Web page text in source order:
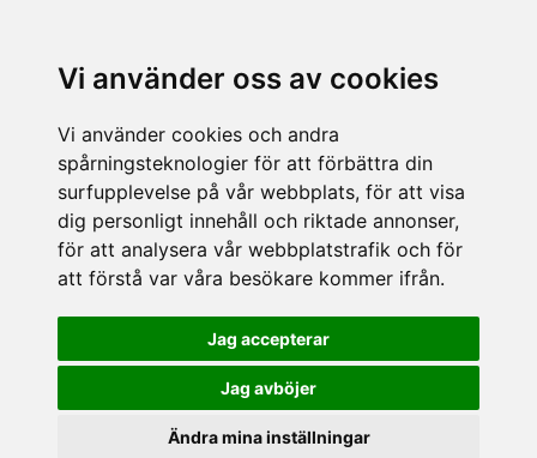
Vi använder oss av cookies
Vi använder cookies och andra
spårningsteknologier för att förbättra din
surfupplevelse på vår webbplats, för att visa
dig personligt innehåll och riktade annonser,
för att analysera vår webbplatstrafik och för
att förstå var våra besökare kommer ifrån.
Jag accepterar
Jag avböjer
Ändra mina inställningar